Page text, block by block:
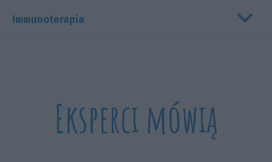
Immunoterapia
Eksperci mówią